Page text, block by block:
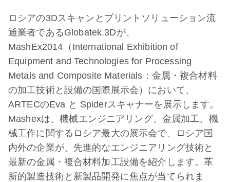
ロシアの3Dスキャンとプリントソリューション流
通業者であるGlobatek.3Dが、
MashEx2014 （ International Exhibition of
Equipment and Technologies for Processing
Metals and Composite Materials ：金属・複合材料
の加工技術と設備の国際展示会）において、
ARTECのEva と Spiderスキャナーを展示します。
Mashexは、機械エンジニアリング、金属加工、機
械工作に関するロシア最大の展示会で、ロシア国
内外の企業が、先進的なエンジニアリング技術と
最新の金属・複合材料加工設備を紹介します。革
新的製造技術と新製品開発に焦点が当てられま